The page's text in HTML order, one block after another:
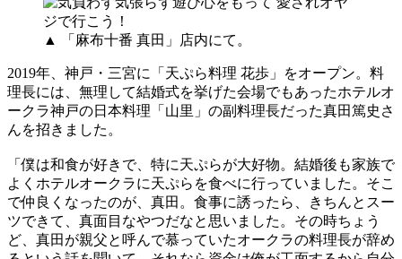
▲ 「麻布十番 真田」店内にて。
2019年、神戸・三宮に「天ぷら料理 花歩」をオープン。料
理長には、無理して結婚式を挙げた会場でもあったホテルオ
ークラ神戸の日本料理「山里」の副料理長だった真田篤史さ
んを招きました。
「僕は和食が好きで、特に天ぷらが大好物。結婚後も家族で
よくホテルオークラに天ぷらを食べに行っていました。そこ
で仲良くなったのが、真田。食事に誘ったら、きちんとスー
ツできて、真面目なやつだなと思いました。その時ちょう
ど、真田が親父と呼んで慕っていたオークラの料理長が辞め